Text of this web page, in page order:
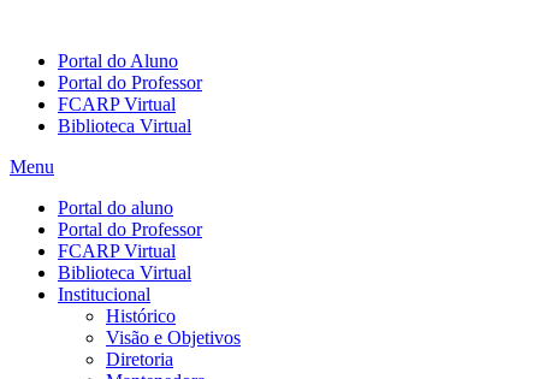
Portal do Aluno
Portal do Professor
FCARP Virtual
Biblioteca Virtual
Menu
Portal do aluno
Portal do Professor
FCARP Virtual
Biblioteca Virtual
Institucional
Histórico
Visão e Objetivos
Diretoria